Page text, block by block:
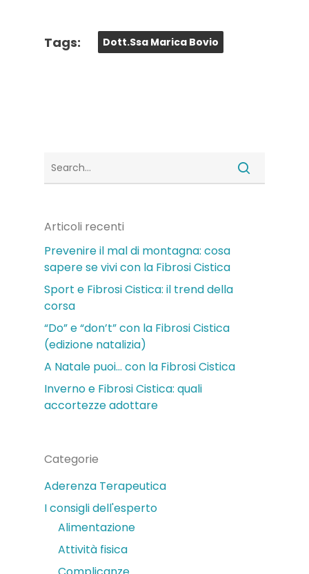
Tags: Dott.ssa Marica Bovio
Articoli recenti
Prevenire il mal di montagna: cosa
sapere se vivi con la Fibrosi Cistica
Sport e Fibrosi Cistica: il trend della
corsa
“Do” e “don’t” con la Fibrosi Cistica
(edizione natalizia)
A Natale puoi… con la Fibrosi Cistica
Inverno e Fibrosi Cistica: quali
accortezze adottare
Categorie
Aderenza Terapeutica
I consigli dell'esperto
Alimentazione
Attività fisica